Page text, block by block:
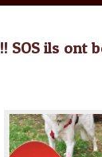
!! SOS ils ont